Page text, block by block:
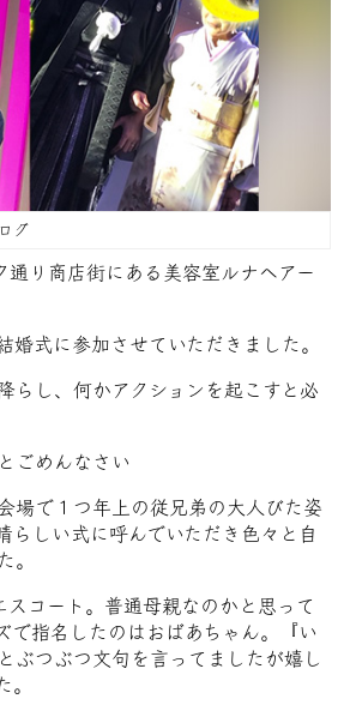
グ
り商店街にある美容室ルナヘアー
式に参加させていただきました。
らし、何かアクションを起こすと必
ごめんなさい
場で１つ年上の従兄弟の大人びた姿
らしい式に呼んでいただき色々と自
。
コート。普通母親なのかと思って
で指名したのはおばあちゃん。『い
ぶつぶつ文句を言ってましたが嬉し